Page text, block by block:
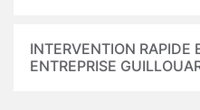
INTERVENTION RAPIDE
ENTREPRISE